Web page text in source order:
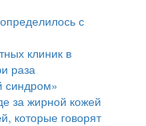
с
клиник в
раза
синдром»
за жирной кожей
которые говорят